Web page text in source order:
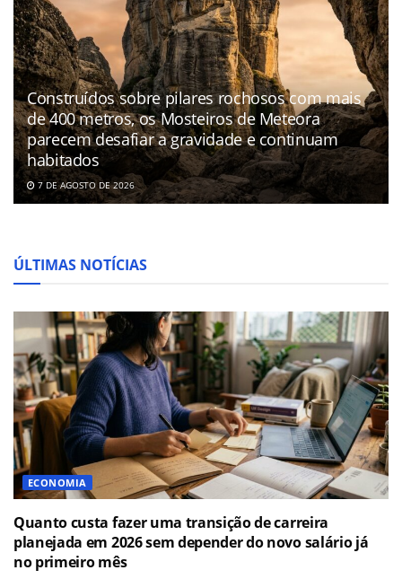
Construídos sobre pilares rochosos com mais
de 400 metros, os Mosteiros de Meteora
parecem desafiar a gravidade e continuam
habitados
7 DE AGOSTO DE 2026
ÚLTIMAS NOTÍCIAS
ECONOMIA
Quanto custa fazer uma transição de carreira
planejada em 2026 sem depender do novo salário já
no primeiro mês